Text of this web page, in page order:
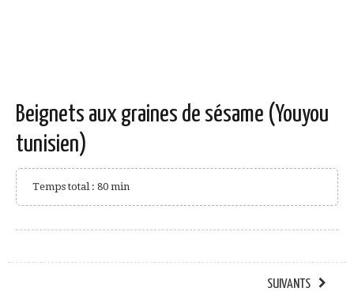
Beignets aux graines de sésame (Youyou
tunisien)
Temps total : 80 min
SUIVANTS